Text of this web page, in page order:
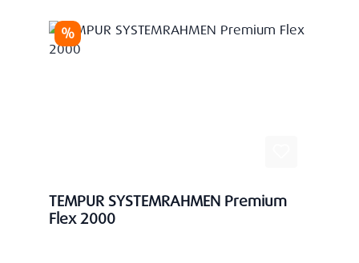
Rabatt
%
TEMPUR SYSTEMRAHMEN Premium
Flex 2000